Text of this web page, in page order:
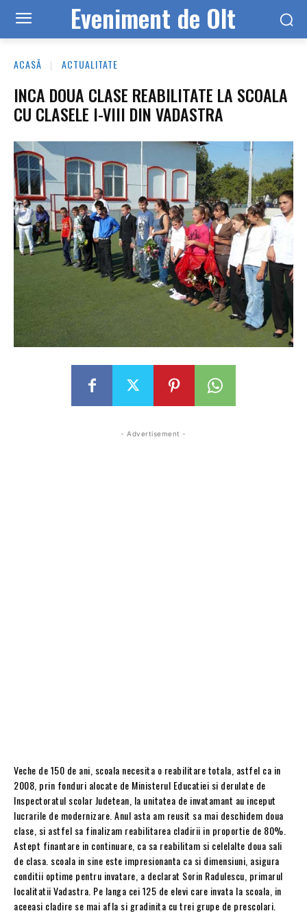
Eveniment de Olt
ACASĂ ACTUALITATE
INCA DOUA CLASE REABILITATE LA SCOALA
CU CLASELE I-VIII DIN VADASTRA
- Advertisement -
Veche de 150 de ani, scoala necesita o reabilitare totala, astfel ca in
2008, prin fonduri alocate de Ministerul Educatiei si derulate de
Inspectoratul scolar Judetean, la unitatea de invatamant au inceput
lucrarile de modernizare. Anul asta am reusit sa mai deschidem doua
clase, si astfel sa finalizam reabilitarea cladirii in proportie de 80%.
Astept finantare in continuare, ca sa reabilitam si celelalte doua sali
de clasa. scoala in sine este impresionanta ca si dimensiuni, asigura
conditii optime pentru invatare, a declarat Sorin Radulescu, primarul
localitatii Vadastra. Pe langa cei 125 de elevi care invata la scoala, in
aceeasi cladire se mai afla si gradinita cu trei grupe de prescolari.